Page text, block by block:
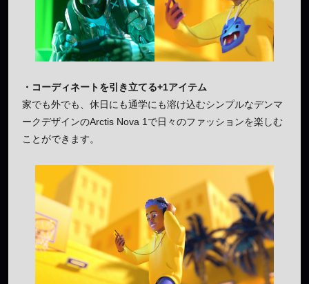
・コーディネートを引き立てる+1アイテム
家でも外でも、休日にも通学にも溶け込むシンプルなデンマ
ークデザインのArctis Nova 1で日々のファッションを楽しむ
ことができます。